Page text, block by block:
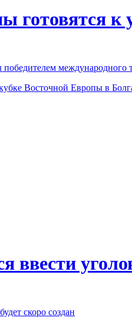
готовятся к
международного
Восточной Европы в
ввести
скоро создан